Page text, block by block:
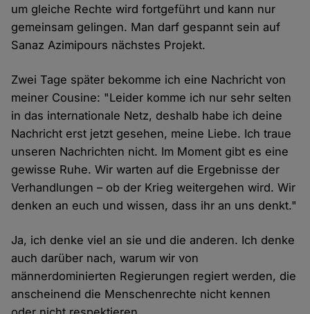
um gleiche Rechte wird fortgeführt und kann nur
gemeinsam gelingen. Man darf gespannt sein auf
Sanaz Azimipours nächstes Projekt.
Zwei Tage später bekomme ich eine Nachricht von
meiner Cousine: "Leider komme ich nur sehr selten
in das internationale Netz, deshalb habe ich deine
Nachricht erst jetzt gesehen, meine Liebe. Ich traue
unseren Nachrichten nicht. Im Moment gibt es eine
gewisse Ruhe. Wir warten auf die Ergebnisse der
Verhandlungen – ob der Krieg weitergehen wird. Wir
denken an euch und wissen, dass ihr an uns denkt."
Ja, ich denke viel an sie und die anderen. Ich denke
auch darüber nach, warum wir von
männerdominierten Regierungen regiert werden, die
anscheinend die Menschenrechte nicht kennen